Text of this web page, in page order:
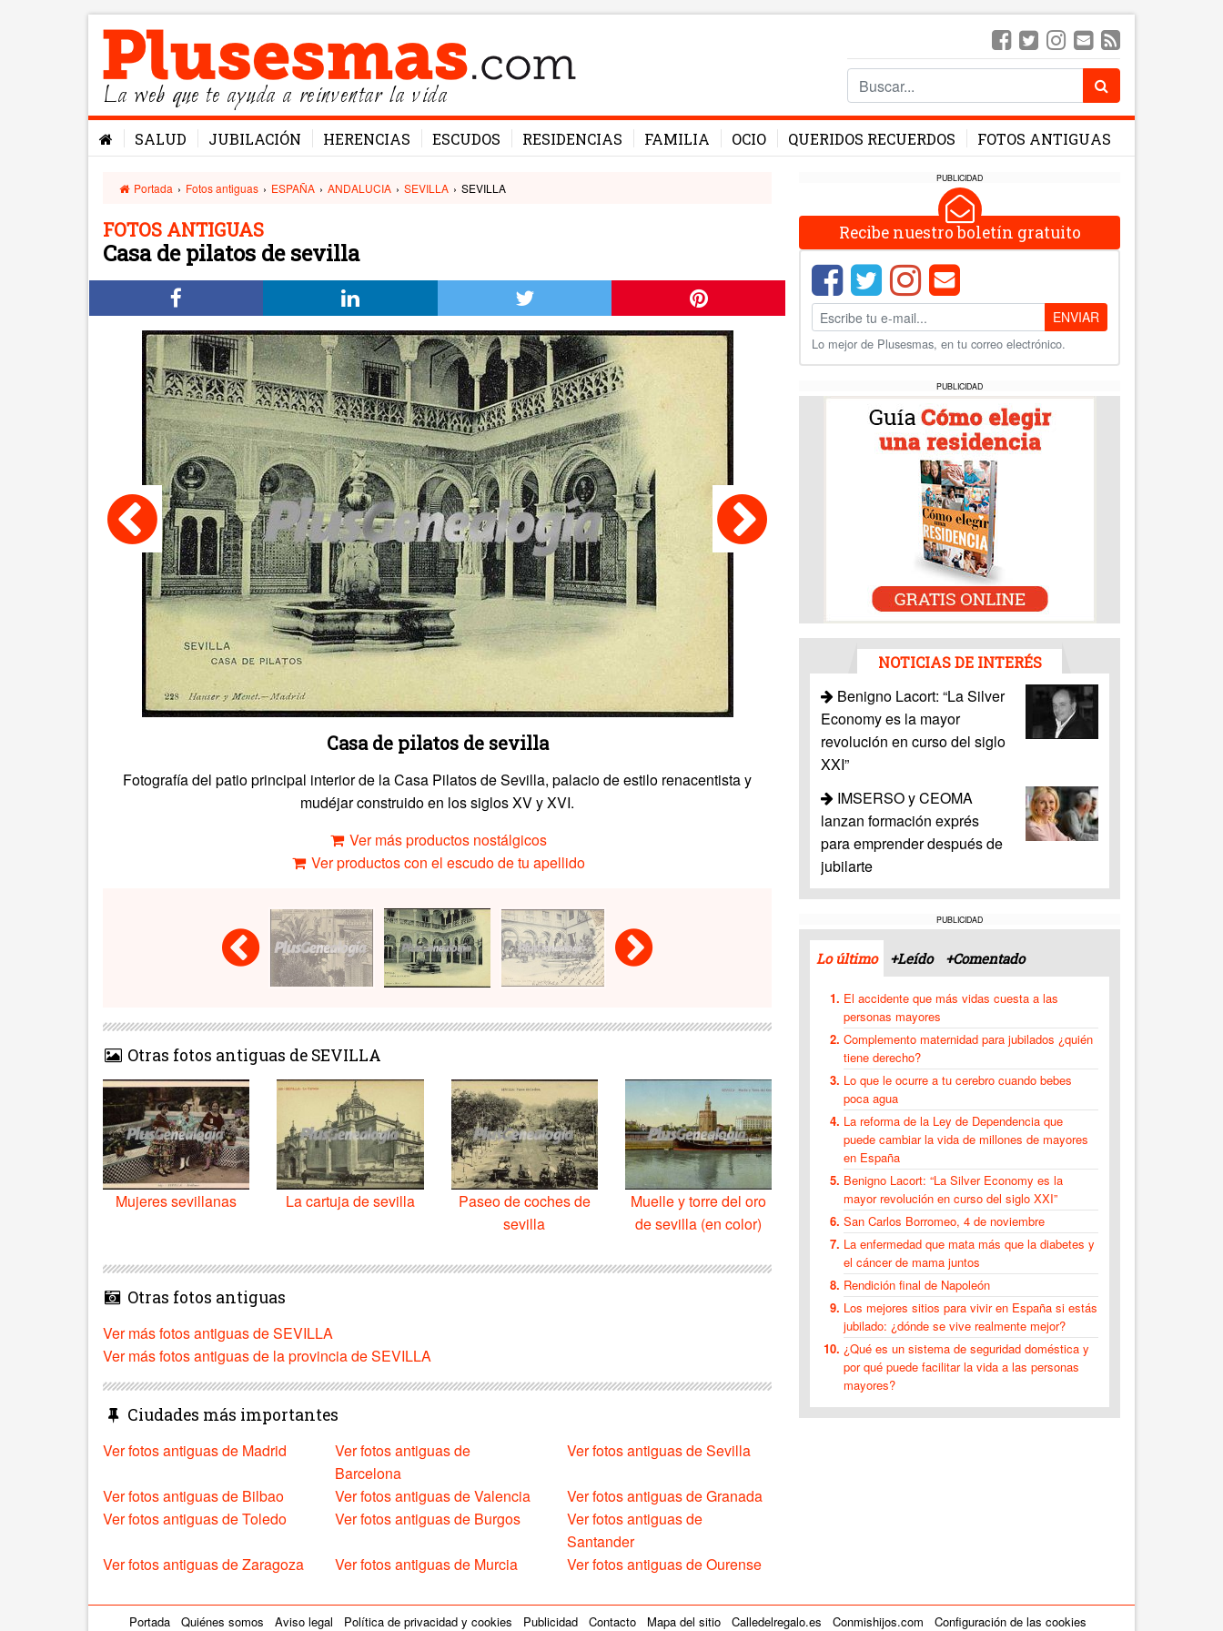
La web que te ayuda a reinventar la vida
SALUD JUBILACIÓN HERENCIAS ESCUDOS RESIDENCIAS FAMILIA OCIO QUERIDOS RECUERDOS FOTOS ANTIGUAS
Portada › Fotos antiguas › ESPAÑA › ANDALUCIA › SEVILLA › SEVILLA
FOTOS ANTIGUAS
Casa de pilatos de sevilla
Casa de pilatos de sevilla
Fotografía del patio principal interior de la Casa Pilatos de Sevilla, palacio de estilo renacentista y
mudéjar construido en los siglos XV y XVI.
Ver más productos nostálgicos
Ver productos con el escudo de tu apellido
Otras fotos antiguas de SEVILLA
Mujeres sevillanas La cartuja de sevilla
Paseo de coches de
sevilla
Muelle y torre del oro
de sevilla (en color)
Otras fotos antiguas
Ver más fotos antiguas de SEVILLA
Ver más fotos antiguas de la provincia de SEVILLA
Ciudades más importantes
Ver fotos antiguas de Madrid
Ver fotos antiguas de
Barcelona
Ver fotos antiguas de Sevilla
Ver fotos antiguas de Bilbao Ver fotos antiguas de Valencia
Ver fotos antiguas de Granada
Ver fotos antiguas de Toledo
Ver fotos antiguas de Burgos
Ver fotos antiguas de
Santander
Ver fotos antiguas de Zaragoza
Ver fotos antiguas de Murcia Ver fotos antiguas de Ourense
PUBLICIDAD
Recibe nuestro boletín gratuito
ENVIAR
Lo mejor de Plusesmas, en tu correo electrónico.
PUBLICIDAD
NOTICIAS DE INTERÉS
Benigno Lacort: “La Silver
Economy es la mayor
revolución en curso del siglo
XXI”
IMSERSO y CEOMA
lanzan formación exprés
para emprender después de
jubilarte
PUBLICIDAD
Lo último +Leído +Comentado
El accidente que más vidas cuesta a las
personas mayores
Complemento maternidad para jubilados ¿quién
tiene derecho?
Lo que le ocurre a tu cerebro cuando bebes
poca agua
La reforma de la Ley de Dependencia que
puede cambiar la vida de millones de mayores
en España
Benigno Lacort: “La Silver Economy es la
mayor revolución en curso del siglo XXI”
San Carlos Borromeo, 4 de noviembre
La enfermedad que mata más que la diabetes y
el cáncer de mama juntos
Rendición final de Napoleón
Los mejores sitios para vivir en España si estás
jubilado: ¿dónde se vive realmente mejor?
¿Qué es un sistema de seguridad doméstica y
por qué puede facilitar la vida a las personas
mayores?
Portada Quiénes somos Aviso legal Política de privacidad y cookies Publicidad Contacto Mapa del sitio Calledelregalo.es Conmishijos.com Configuración de las cookies